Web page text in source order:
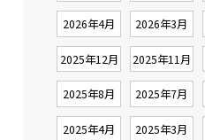
2026年4月 2026年3月
2025年12月 2025年11月
2025年8月 2025年7月
2025年4月 2025年3月